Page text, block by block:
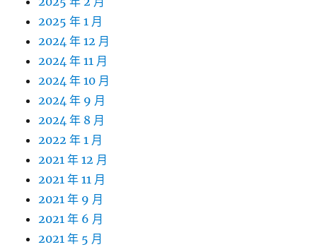
2025 年 1 月
2024 年 12 月
2024 年 11 月
2024 年 10 月
2024 年 9 月
2024 年 8 月
2022 年 1 月
2021 年 12 月
2021 年 11 月
2021 年 9 月
2021 年 6 月
2021 年 5 月